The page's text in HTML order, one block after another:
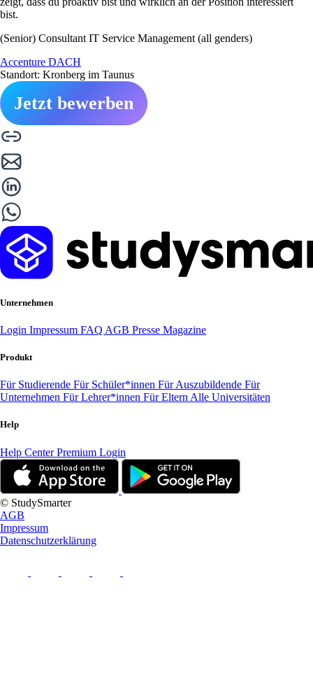
bist.
(Senior) Consultant IT Service Management (all genders)
Accenture DACH
Standort: Kronberg im Taunus
Jetzt bewerben
Unternehmen
Login Impressum FAQ AGB Presse Magazine
Produkt
Für Studierende Für Schüler*innen Für Auszubildende Für
Unternehmen Für Lehrer*innen Für Eltern Alle Universitäten
Help
Help CenterPremium Login
© StudySmarter
AGB
Impressum
Datenschutzerklärung